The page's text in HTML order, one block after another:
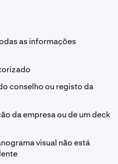
as informações
conselho ou registo da
da empresa ou de um deck
visual não está